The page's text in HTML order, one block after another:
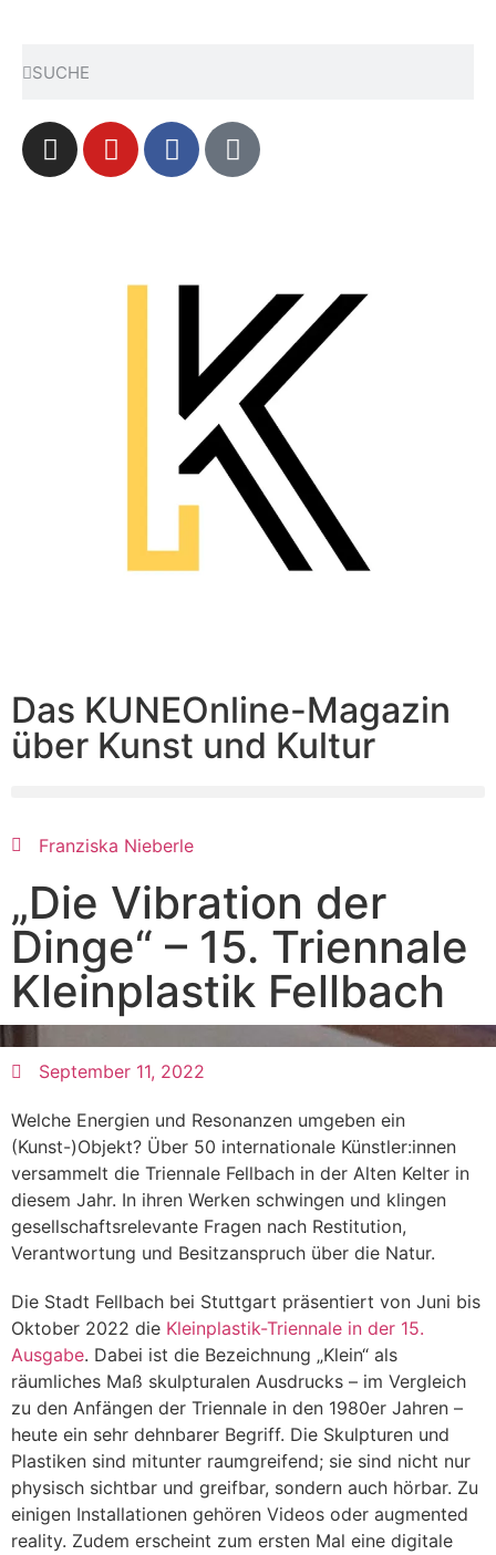
Das KUNEOnline-Magazin
über Kunst und Kultur
Franziska Nieberle
„Die Vibration der
Dinge“ – 15. Triennale
Kleinplastik Fellbach
September 11, 2022
Welche Energien und Resonanzen umgeben ein
(Kunst-)Objekt? Über 50 internationale Künstler:innen
versammelt die Triennale Fellbach in der Alten Kelter in
diesem Jahr. In ihren Werken schwingen und klingen
gesellschaftsrelevante Fragen nach Restitution,
Verantwortung und Besitzanspruch über die Natur.
Die Stadt Fellbach bei Stuttgart präsentiert von Juni bis
Oktober 2022 die Kleinplastik-Triennale in der 15.
Ausgabe. Dabei ist die Bezeichnung „Klein“ als
räumliches Maß skulpturalen Ausdrucks – im Vergleich
zu den Anfängen der Triennale in den 1980er Jahren –
heute ein sehr dehnbarer Begriff. Die Skulpturen und
Plastiken sind mitunter raumgreifend; sie sind nicht nur
physisch sichtbar und greifbar, sondern auch hörbar. Zu
einigen Installationen gehören Videos oder augmented
reality. Zudem erscheint zum ersten Mal eine digitale